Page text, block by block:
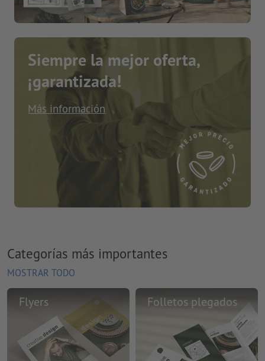
Siempre la mejor oferta,
¡garantizada!
Más información
Categorías más importantes
MOSTRAR TODO
Flyers Folletos plegados